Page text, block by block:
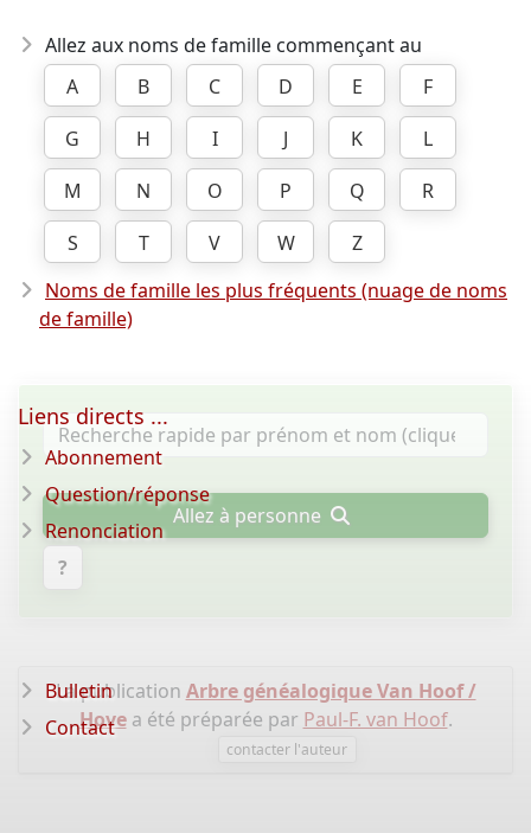
Allez aux noms de famille commençant au
A
B C D E
F
G
H I J K
L
M
N O P Q
R
S
T V W
Z
Noms de famille les plus fréquents (nuage de noms
de famille)
Allez à personne
?
La publication Arbre généalogique Van Hoof /
Hovea été préparée par Paul-F. van Hoof.
contacter l'auteur
Liens directs ...
Abonnement
Question/réponse
Renonciation
Bulletin
Contact